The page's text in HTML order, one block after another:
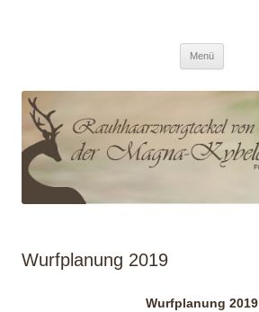
Menü
Wurfplanung 2019
Wurfplanung 2019